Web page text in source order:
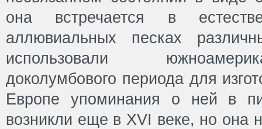
она встречается в
аллювиальных песках
использовали
доколумбового периода для
Европе упоминания о ней в
возникли еще в XVI веке, но она